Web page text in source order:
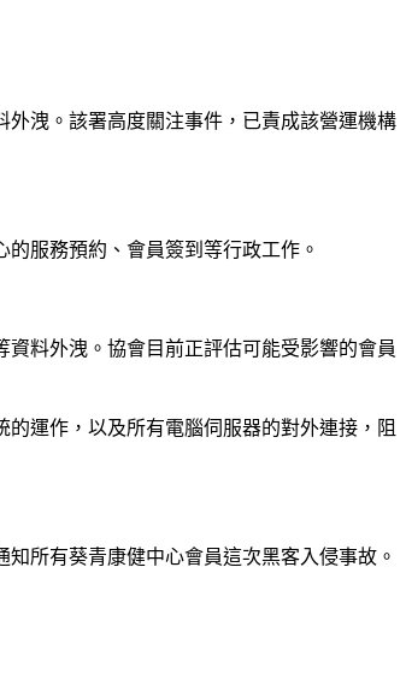
洩。該署高度關注事件，已責成該營運機構
服務預約、會員簽到等行政工作。
料外洩。協會目前正評估可能受影響的會員
運作，以及所有電腦伺服器的對外連接，阻
所有葵青康健中心會員這次黑客入侵事故。